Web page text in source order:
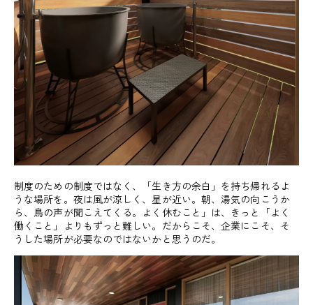
制度のための制度ではなく、「生き方の余白」を持ち帰れるよ
うな場所を。夜は風が涼しく、星が近い。朝、湯気の向こうか
ら、鳥の声が聞こえてくる。よく休むこと」は、きっと「よく
働くこと」よりもずっと難しい。だからこそ、企業にこそ、そ
うした場所が必要なのではないかと思うのだ。